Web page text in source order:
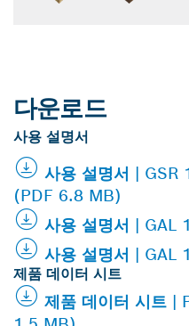
다운로드
사용 설명서
사용 설명서 | GSR
(PDF 6.8 MB)
사용 설명서 | GAL
사용 설명서 | GAL
제품 데이터 시트
제품 데이터 시트 |